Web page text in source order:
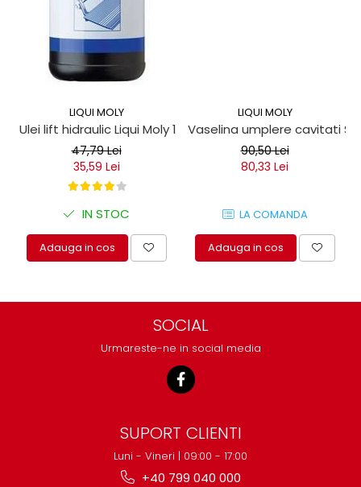
LIQUI MOLY
Ulei lift hidraulic Liqui Moly 1 litru
47,79 Lei
35,59 Lei
IN STOC
Adauga in cos
LIQUI MOLY
Vaselina umplere cavitati
90,50 Lei
80,33 Lei
LA COMANDA
Adauga in cos
SOCIAL
Urmareste-ne in social media
SUPORT CLIENTI
Luni - Vineri | 09:00 - 17:00
+40 799 040 000